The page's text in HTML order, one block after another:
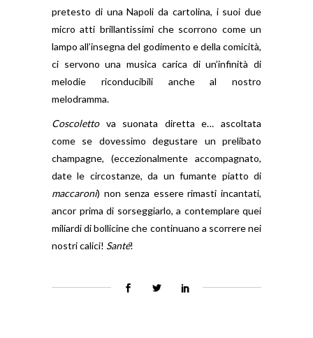
pretesto di una Napoli da cartolina, i suoi due
micro atti brillantissimi che scorrono come un
lampo all’insegna del godimento e della comicità,
ci servono una musica carica di un’infinità di
melodie riconducibili anche al nostro
melodramma.
Coscolettova suonata diretta e… ascoltata
come se dovessimo degustare un prelibato
champagne, (eccezionalmente accompagnato,
date le circostanze, da un fumante piatto di
maccaroni) non senza essere rimasti incantati,
ancor prima di sorseggiarlo, a contemplare quei
miliardi di bollicine che continuano a scorrere nei
nostri calici! Santé!